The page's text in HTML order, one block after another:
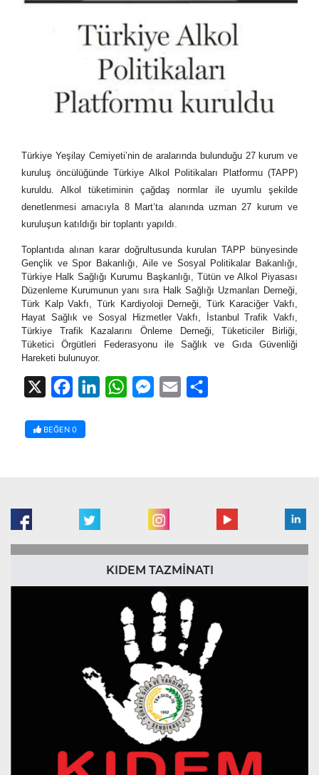
Türkiye Yeşilay Cemiyeti’nin de aralarında bulunduğu 27 kurum ve
kuruluş öncülüğünde Türkiye Alkol Politikaları Platformu (TAPP)
kuruldu. Alkol tüketiminin çağdaş normlar ile uyumlu şekilde
denetlenmesi amacıyla 8 Mart’ta alanında uzman 27 kurum ve
kuruluşun katıldığı bir toplantı yapıldı.
Toplantıda alınan karar doğrultusunda kurulan TAPP bünyesinde
Gençlik ve Spor Bakanlığı, Aile ve Sosyal Politikalar Bakanlığı,
Türkiye Halk Sağlığı Kurumu Başkanlığı, Tütün ve Alkol Piyasası
Düzenleme Kurumunun yanı sıra Halk Sağlığı Uzmanları Derneği,
Türk Kalp Vakfı, Türk Kardiyoloji Derneği, Türk Karaciğer Vakfı,
Hayat Sağlık ve Sosyal Hizmetler Vakfı, İstanbul Trafik Vakfı,
Türkiye Trafik Kazalarını Önleme Derneği, Tüketiciler Birliği,
Tüketici Örgütleri Federasyonu ile Sağlık ve Gıda Güvenliği
Hareketi bulunuyor.
FacebookLinkedInWhatsAppMessenger
Email
BEĞEN 0
KIDEM TAZMİNATI